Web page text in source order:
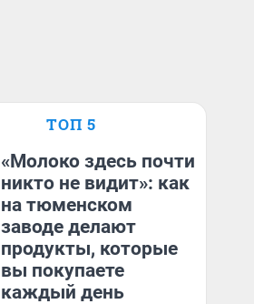
ТОП 5
«Молоко здесь почти
никто не видит»: как
на тюменском
заводе делают
продукты, которые
вы покупаете
каждый день